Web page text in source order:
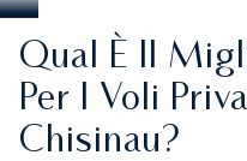
Qual È Il
Per I Voli
Chisinau?